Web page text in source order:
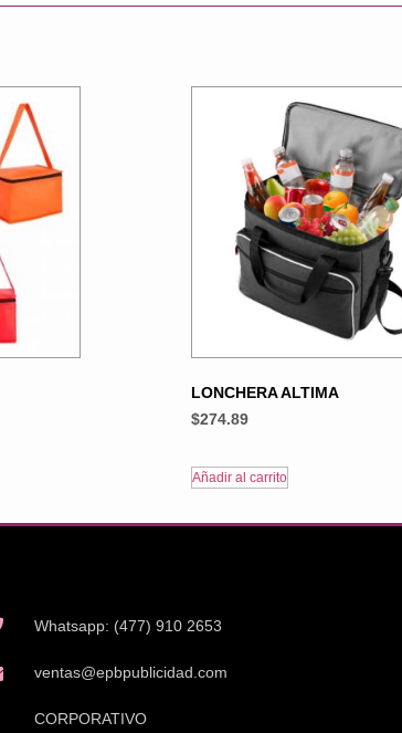
LONCHERA ALTIMA
$274.89
Añadir al carrito
Whatsapp: (477) 910 2653
ventas@epbpublicidad.com
CORPORATIVO